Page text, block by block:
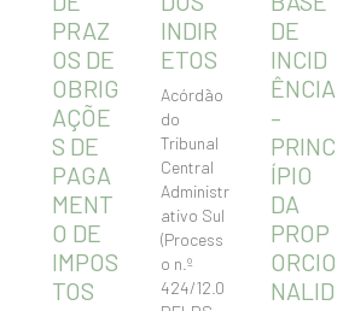
PRAZ
OS DE
OBRIG
AÇÕE
S DE
PAGA
MENT
O DE
IMPOS
TOS
INDIR
ETOS
Acórdão
do
Tribunal
Central
Administr
ativo Sul
(Process
o n.º
424/12.0
DE
INCID
ÊNCIA
–
PRINC
ÍPIO
DA
PROP
ORCIO
NALID